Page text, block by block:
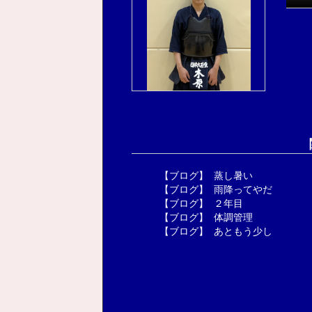
【ブログ】蒸し暑い
【ブログ】雨降ってやだ
【ブログ】
２年目
【ブログ】体調管理
【ブログ】あともう少し